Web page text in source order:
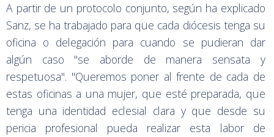
A partir de un protocolo conjunto, según ha explicado
Sanz, se ha trabajado para que cada diócesis tenga su
oficina o delegación para cuando se pudieran dar
algún caso "se aborde de manera sensata y
respetuosa". "Queremos poner al frente de cada de
estas oficinas a una mujer, que esté preparada, que
tenga una identidad eclesial clara y que desde su
pericia profesional pueda realizar esta labor de